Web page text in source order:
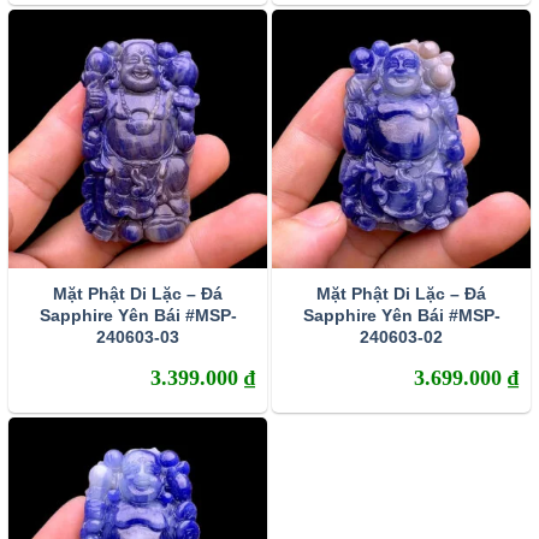
màu đỏ thì con người vẫn quen gọi chúng là Ruby
(hồng ngọc) còn các corundum màu khác thì được
gọi chung là Sapphire.
Sự phân bố của đá Sapphire
Mặt Phật Di Lặc – Đá
Sapphire Yên Bái #MSP-
240603-03
3.399.000 ₫
Mặt Phật Di Lặc – Đá
Sapphire Yên Bái #MSP-
240603-02
3.699.000 ₫